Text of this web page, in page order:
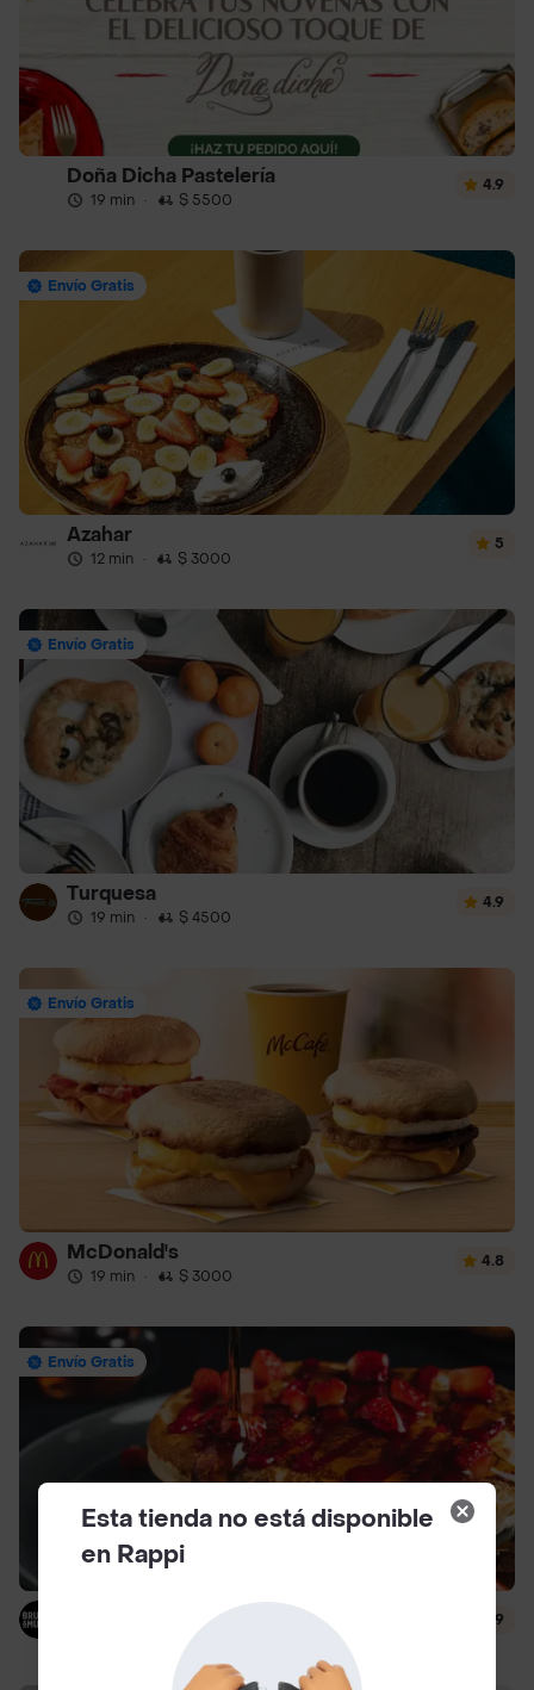
Doña Dicha Pastelería
19 min · $ 5500
4.9
Envío Gratis
Azahar
12 min · $ 3000
5
Envío Gratis
Turquesa
19 min · $ 4500
4.9
Envío Gratis
McDonald's
19 min · $ 3000
4.8
Envío Gratis
Brunch & Munch
$ 4500
4.9
Esta tienda no está disponible
en Rappi